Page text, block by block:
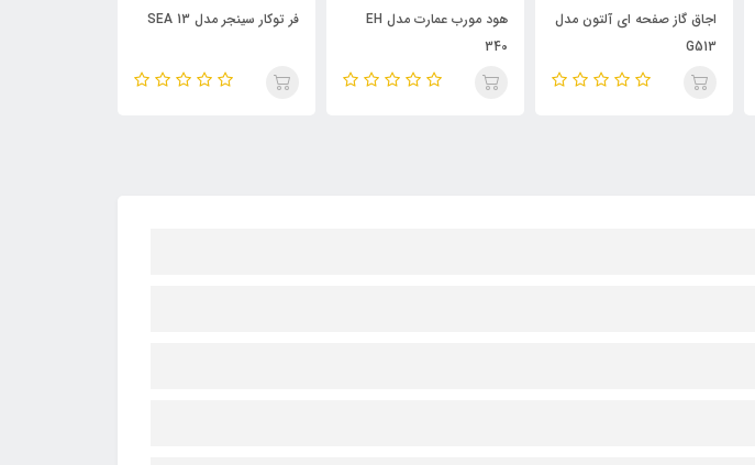
اجاق گاز صفحه ای آلتون مدل
G513
هود مورب عمارت مدل EH
340
فر توکار سینجر مدل SEA 13